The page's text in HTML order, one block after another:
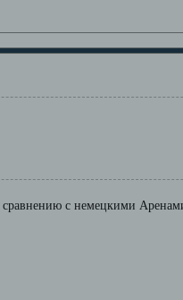
сравнению с немецкими